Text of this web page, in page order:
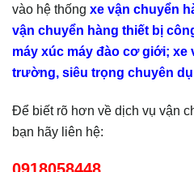
vào hệ thống xe vận chuyển
vận chuyển hàng thiết bị
máy xúc máy đào cơ giới; xe
trường, siêu trọng chuyên
Để biết rõ hơn về dịch vụ vận
bạn hãy liên hệ: